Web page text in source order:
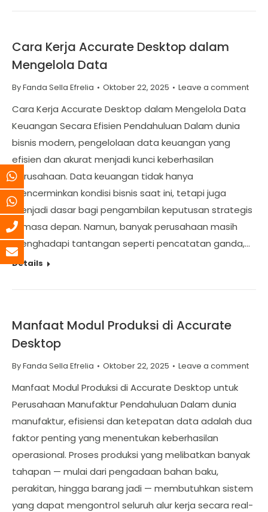
Cara Kerja Accurate Desktop dalam
Mengelola Data
ByFanda Sella Efrelia Oktober 22, 2025 Leave a comment
Cara Kerja Accurate Desktop dalam Mengelola Data
Keuangan Secara Efisien Pendahuluan Dalam dunia
bisnis modern, pengelolaan data keuangan yang
efisien dan akurat menjadi kunci keberhasilan
perusahaan. Data keuangan tidak hanya
mencerminkan kondisi bisnis saat ini, tetapi juga
menjadi dasar bagi pengambilan keputusan strategis
di masa depan. Namun, banyak perusahaan masih
menghadapi tantangan seperti pencatatan ganda,…
Details
Manfaat Modul Produksi di Accurate
Desktop
ByFanda Sella Efrelia Oktober 22, 2025 Leave a comment
Manfaat Modul Produksi di Accurate Desktop untuk
Perusahaan Manufaktur Pendahuluan Dalam dunia
manufaktur, efisiensi dan ketepatan data adalah dua
faktor penting yang menentukan keberhasilan
operasional. Proses produksi yang melibatkan banyak
tahapan — mulai dari pengadaan bahan baku,
perakitan, hingga barang jadi — membutuhkan sistem
yang dapat mengontrol seluruh alur kerja secara real-